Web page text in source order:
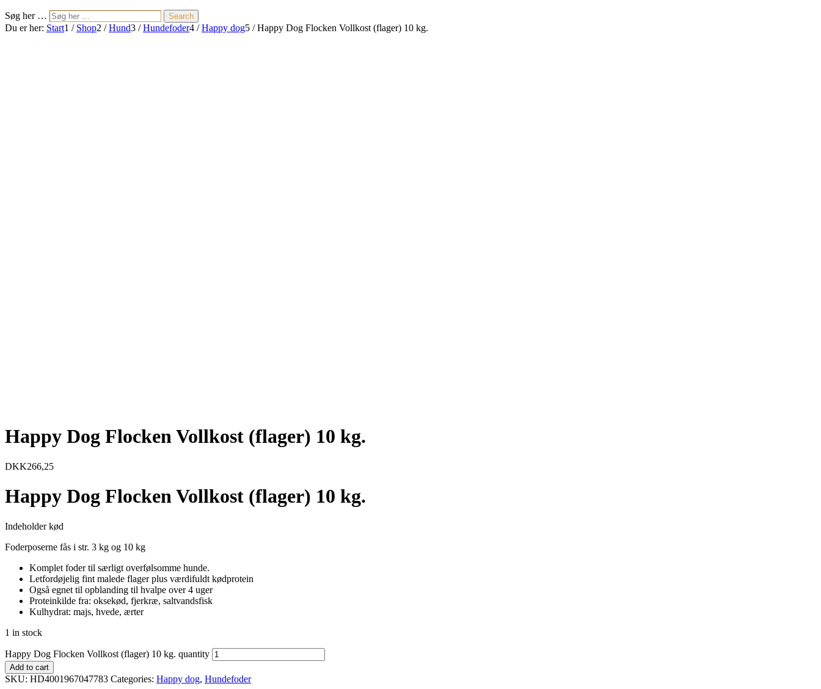
Søg her … Search
Du er her: Start1 / Shop2 / Hund3 / Hundefoder4 / Happy dog5 / Happy Dog Flocken Vollkost (flager) 10 kg.
Happy Dog Flocken Vollkost (flager) 10 kg.
DKK266,25
Happy Dog Flocken Vollkost (flager) 10 kg.
Indeholder kød
Foderposerne fås i str. 3 kg og 10 kg
Komplet foder til særligt overfølsomme hunde.
Letfordøjelig fint malede flager plus værdifuldt kødprotein
Også egnet til opblanding til hvalpe over 4 uger
Proteinkilde fra: oksekød, fjerkræ, saltvandsfisk
Kulhydrat: majs, hvede, ærter
1 in stock
Happy Dog Flocken Vollkost (flager) 10 kg. quantity
Add to cart
SKU: HD4001967047783 Categories: Happy dog, Hundefoder